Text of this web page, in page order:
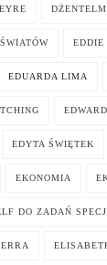
EDDIE
EDUARDA LIMA
EDYTA ŚWIĘTEK
EKONOMIA
DO ZADAŃ